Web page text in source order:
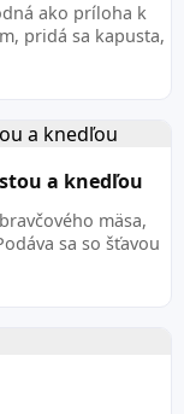
ako príloha k
pridá sa kapusta,
a knedľou
mäsa,
sa so šťavou